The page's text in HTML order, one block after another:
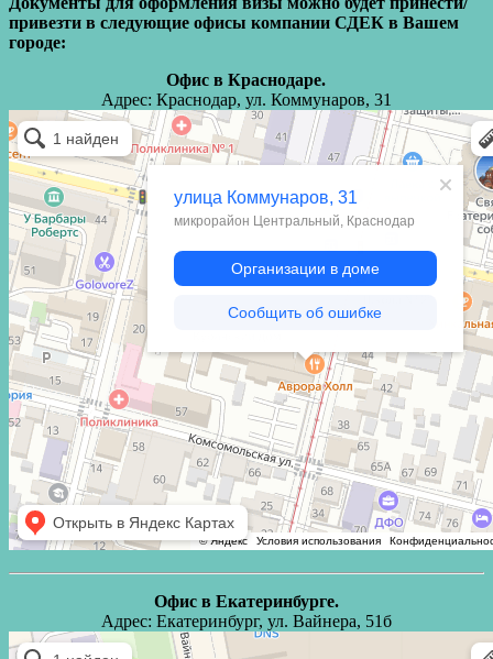
привезти в следующие офисы компании СДЕК в Вашем
городе:
Офис в Краснодаре.
Адрес: Краснодар, ул. Коммунаров, 31
Офис в Екатеринбурге.
Адрес: Екатеринбург, ул. Вайнера, 51б